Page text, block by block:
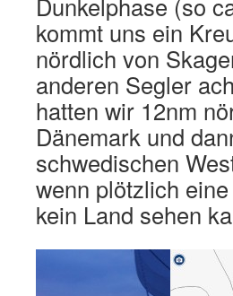
kommt uns ein
nördlich von
anderen Segler
hatten wir 12nm
Dänemark und
schwedischen
wenn plötzlich
kein Land sehen